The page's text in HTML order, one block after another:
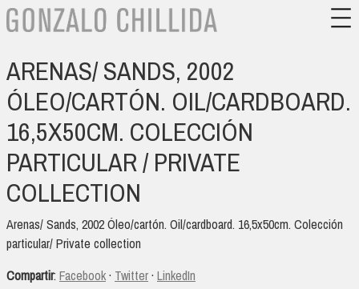
ARENAS/ SANDS, 2002
ÓLEO/CARTÓN. OIL/CARDBOARD.
16,5X50CM. COLECCIÓN
PARTICULAR / PRIVATE
COLLECTION
Arenas/ Sands, 2002 Óleo/cartón. Oil/cardboard. 16,5x50cm. Colección
particular/ Private collection
Compartir: Facebook· Twitter· LinkedIn